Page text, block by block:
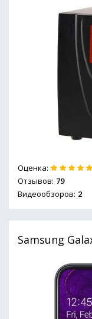
Оценка:
Отзывов: 79
Видеообзоров: 2
Samsung